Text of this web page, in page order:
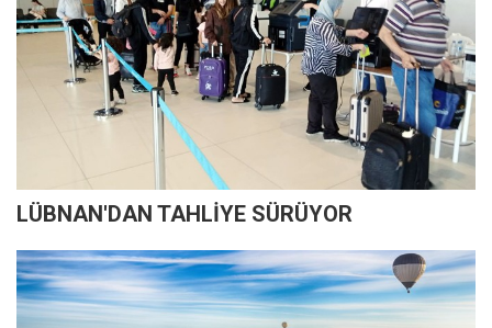
LÜBNAN'DAN TAHLİYE SÜRÜYOR